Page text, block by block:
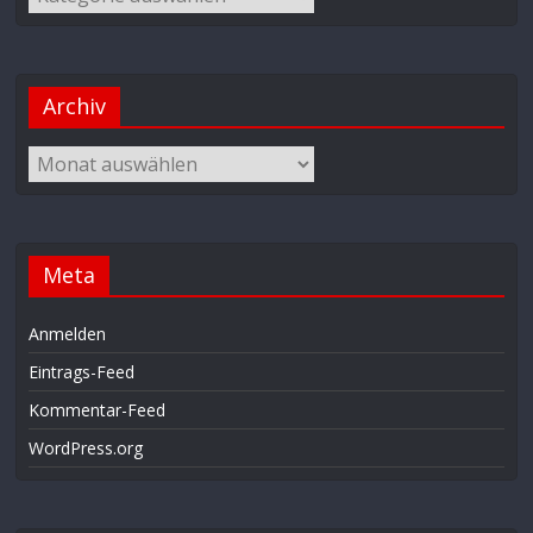
Archiv
Meta
Anmelden
Eintrags-Feed
Kommentar-Feed
WordPress.org